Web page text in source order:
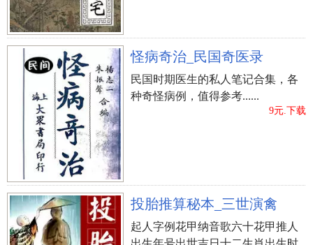
怪病奇治_民国奇医录
民国时期医生的私人笔记合集，各
种奇怪病例，值得参考......
9元.下载
投胎推算秘本_三世演禽
起人字例花甲纳音歌六十花甲推人